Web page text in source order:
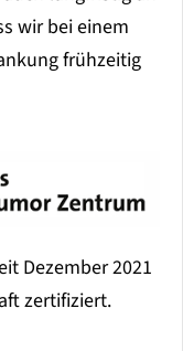
wir bei einem
frühzeitig
Dezember 2021
zertifiziert.